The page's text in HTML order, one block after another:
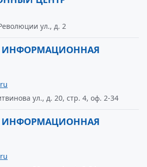
ул., д. 2
ИНФОРМАЦИОННАЯ
ул., д. 20, стр. 4, оф. 2-34
ИНФОРМАЦИОННАЯ